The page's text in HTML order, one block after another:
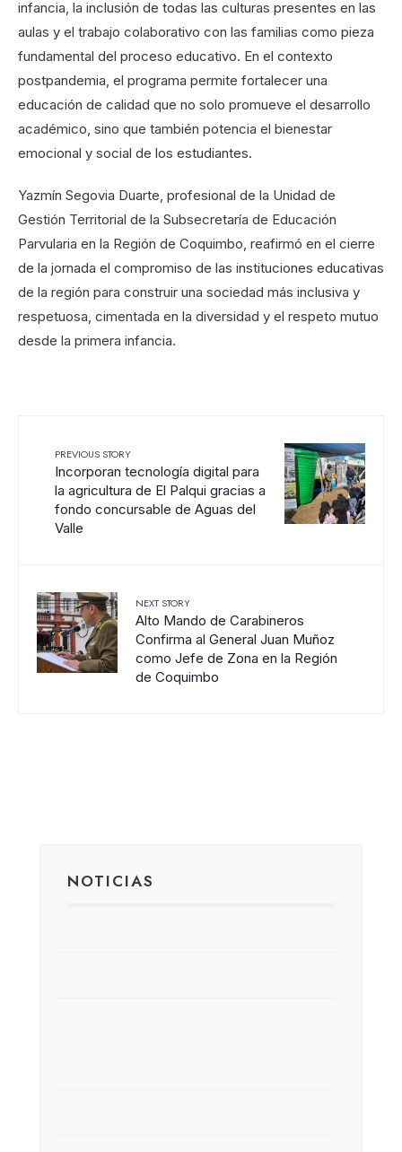
infancia, la inclusión de todas las culturas presentes en las
aulas y el trabajo colaborativo con las familias como pieza
fundamental del proceso educativo. En el contexto
postpandemia, el programa permite fortalecer una
educación de calidad que no solo promueve el desarrollo
académico, sino que también potencia el bienestar
emocional y social de los estudiantes.
Yazmín Segovia Duarte, profesional de la Unidad de
Gestión Territorial de la Subsecretaría de Educación
Parvularia en la Región de Coquimbo, reafirmó en el cierre
de la jornada el compromiso de las instituciones educativas
de la región para construir una sociedad más inclusiva y
respetuosa, cimentada en la diversidad y el respeto mutuo
desde la primera infancia.
PREVIOUS STORY
Incorporan tecnología digital para
la agricultura de El Palqui gracias a
fondo concursable de Aguas del
Valle
NEXT STORY
Alto Mando de Carabineros
Confirma al General Juan Muñoz
como Jefe de Zona en la Región
de Coquimbo
NOTICIAS